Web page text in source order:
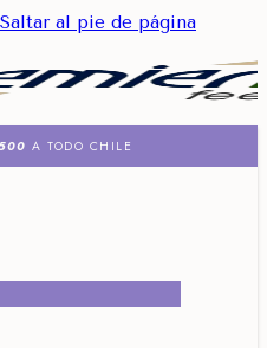
Saltar al pie de página
A TODO CHILE